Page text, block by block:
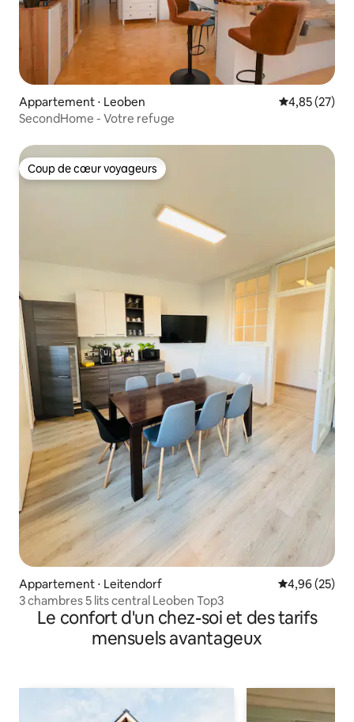
Appartement ⋅ Leoben Évaluation
4,85 (27)
SecondHome - Votre refuge
Coup de cœur voyageurs
Coup de cœur voyageurs
Appartement ⋅ Leitendorf Évaluation
4,96 (25)
3 chambres 5 lits central Leoben Top3
Le confort d'un chez-soi et des tarifs
mensuels avantageux